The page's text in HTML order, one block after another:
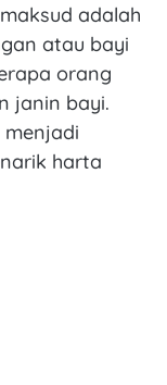
adalah
atau bayi
orang
janin bayi.
harta